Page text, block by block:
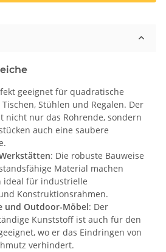
geeignet für quadratische
Stühlen und Regalen. Der
nicht nur das Rohrende, sondern
auch eine saubere
: Die robuste Bauweise
Material machen
ideal für industrielle
Konstruktionsrahmen.
und Outdoor-Möbel: Der
Kunststoff ist auch für den
wo er das Eindringen von
verhindert.